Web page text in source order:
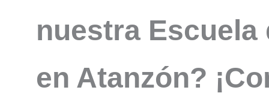
nuestra
en Atanzón?